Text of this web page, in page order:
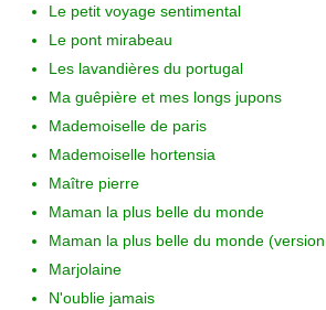
Le petit voyage sentimental
Le pont mirabeau
Les lavandières du portugal
Ma guêpière et mes longs jupons
Mademoiselle de paris
Mademoiselle hortensia
Maître pierre
Maman la plus belle du monde
Maman la plus belle du monde
Marjolaine
N'oublie jamais